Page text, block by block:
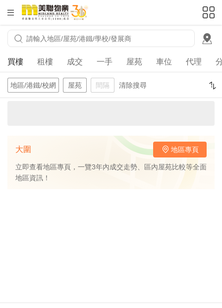
HKD ft²
買樓 租樓 成交 一手 屋苑 車位 代理
地區/港鐵/校網 屋苑 間隔 清除搜尋
大圍 地區專頁
立即查看地區專頁，一覽3年內成交走勢、區內屋苑比較等全面
地區資訊！